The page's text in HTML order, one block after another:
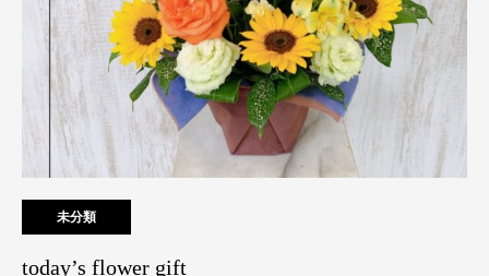
未分類
today’s flower gift